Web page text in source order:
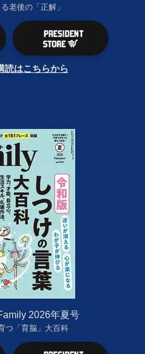
老後の「正解」
読はこちらから
2026年夏号
つ「育脳」大百科